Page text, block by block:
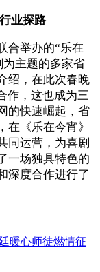
业探路
举办的“乐在
为主题的多家省
绍，在此次春晚
作，这也成为三
的快速崛起，省
《乐在今宵》
同运营，为喜剧
一场独具特色的
深度合作进行了
暖心师徒燃情征